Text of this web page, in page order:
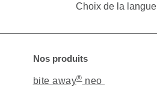
Choix de la langue
Nos produits
bite away®neo